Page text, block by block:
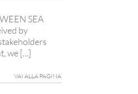
SEA
by
we […]
VAI ALLA PAGINA